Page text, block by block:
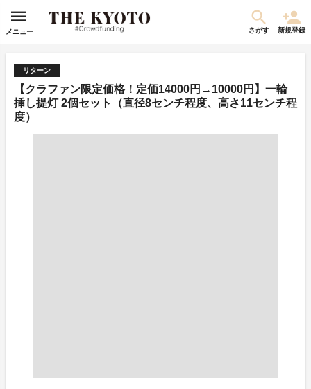
メニュー さがす 新規登録
リターン
【クラファン限定価格！定価14000円→10000円】一輪
挿し提灯 2個セット（直径8センチ程度、高さ11センチ程
度）